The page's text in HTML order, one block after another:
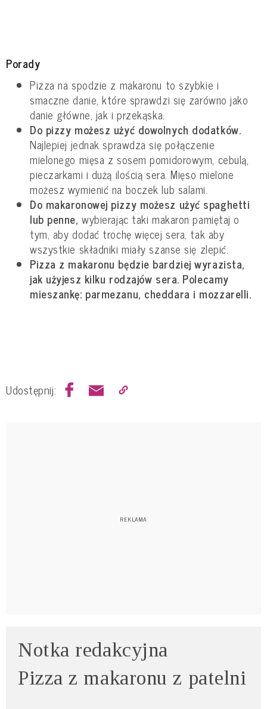
Porady
Pizza na spodzie z makaronu to szybkie i
smaczne danie, które sprawdzi się zarówno jako
danie główne, jak i przekąska.
Do pizzy możesz użyć dowolnych dodatków.
Najlepiej jednak sprawdza się połączenie
mielonego mięsa z sosem pomidorowym, cebulą,
pieczarkami i dużą ilością sera. Mięso mielone
możesz wymienić na boczek lub salami.
Do makaronowej pizzy możesz użyć spaghetti
lub penne, wybierając taki makaron pamiętaj o
tym, aby dodać trochę więcej sera, tak aby
wszystkie składniki miały szanse się zlepić.
Pizza z makaronu będzie bardziej wyrazista,
jak użyjesz kilku rodzajów sera. Polecamy
mieszankę: parmezanu, cheddara i mozzarelli.
Udostępnij:
Notka redakcyjna
Pizza z makaronu z patelni